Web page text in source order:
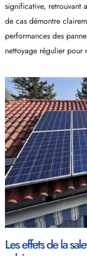
significative, retrouvant
de cas démontre
performances des
nettoyage régulier pour
Les effets de la